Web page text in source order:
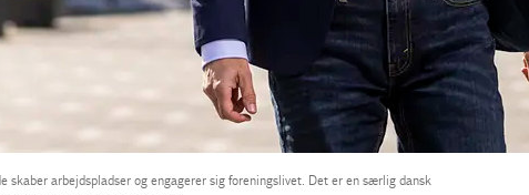
skaber arbejdspladser og engagerer sig foreningslivet. Det er en særlig dansk